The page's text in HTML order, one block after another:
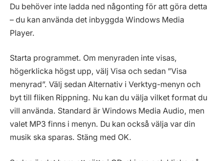
Du behöver inte ladda ned någonting för att göra detta
– du kan använda det inbyggda Windows Media
Player.
Starta programmet. Om menyraden inte visas,
högerklicka högst upp, välj Visa och sedan ”Visa
menyrad”. Välj sedan Alternativ i Verktyg-menyn och
byt till fliken Rippning. Nu kan du välja vilket format du
vill använda. Standard är Windows Media Audio, men
valet MP3 finns i menyn. Du kan också välja var din
musik ska sparas. Stäng med OK.